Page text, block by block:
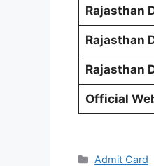
Rajasthan
Rajasthan
Rajasthan
Official
Categories
Admit Card